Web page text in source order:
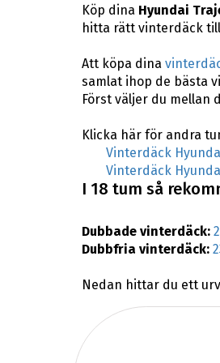
Köp dina Hyundai
hitta rätt vinterdäck
Att köpa dina
samlat ihop de bästa
Först väljer du mellan
Klicka här för andra
Vinterdäck
Vinterdäck
I 18 tum så
Dubbade vinterdäck:
Dubbfria vinterdäck:
Nedan hittar du ett